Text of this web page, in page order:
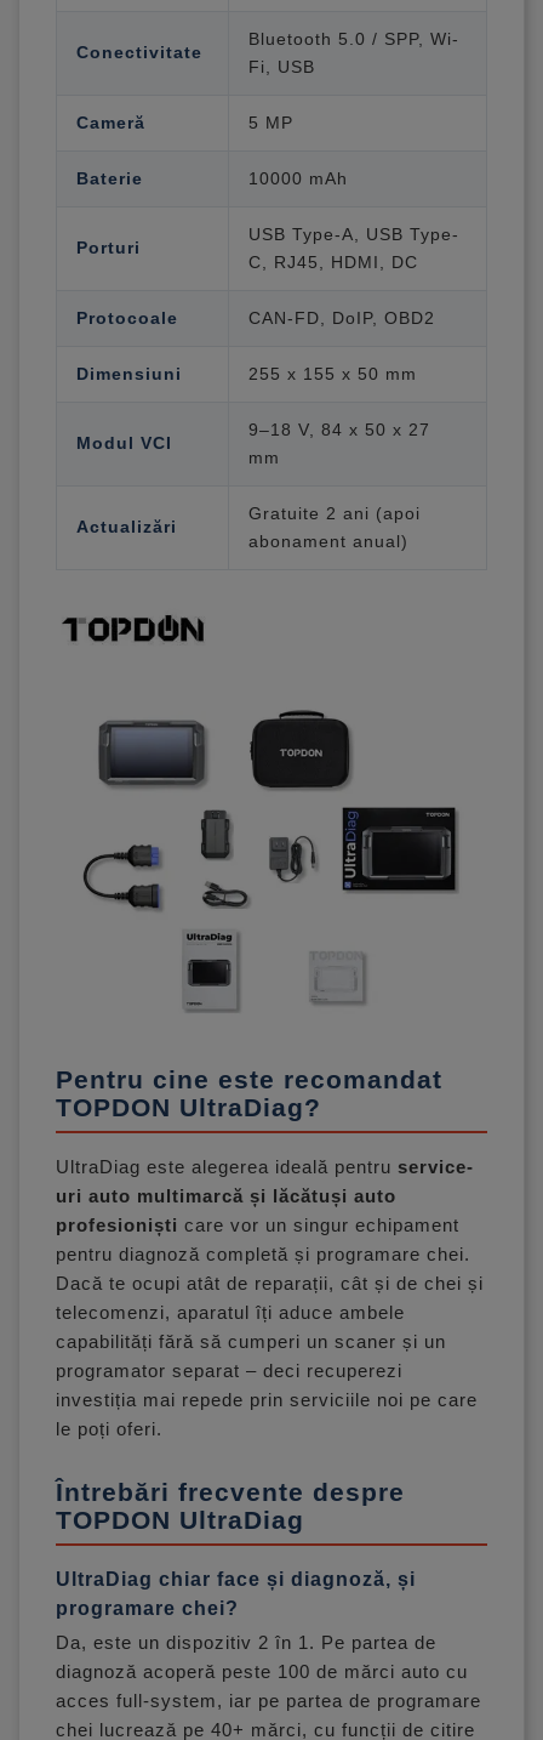
Conectivitate
Bluetooth 5.0 / SPP, Wi-
Fi, USB
Cameră 5 MP
Baterie 10000 mAh
Porturi
USB Type-A, USB Type-
C, RJ45, HDMI, DC
Protocoale CAN-FD, DoIP, OBD2
Dimensiuni 255 x 155 x 50 mm
Modul VCI
9–18 V, 84 x 50 x 27
mm
Actualizări
Gratuite 2 ani (apoi
abonament anual)
Pentru cine este recomandat
TOPDON UltraDiag?
UltraDiag este alegerea ideală pentru service-
uri auto multimarcă și lăcătuși auto
profesioniști care vor un singur echipament
pentru diagnoză completă și programare chei.
Dacă te ocupi atât de reparații, cât și de chei și
telecomenzi, aparatul îți aduce ambele
capabilități fără să cumperi un scaner și un
programator separat – deci recuperezi
investiția mai repede prin serviciile noi pe care
le poți oferi.
Întrebări frecvente despre
TOPDON UltraDiag
UltraDiag chiar face și diagnoză, și
programare chei?
Da, este un dispozitiv 2 în 1. Pe partea de
diagnoză acoperă peste 100 de mărci auto cu
acces full-system, iar pe partea de programare
chei lucrează pe 40+ mărci, cu funcții de citire